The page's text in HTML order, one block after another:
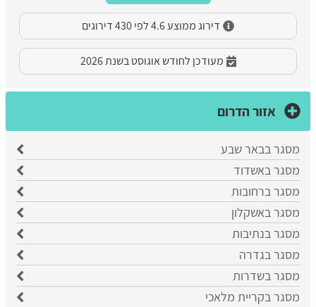
דירוג ממוצע 4.6 לפי 430 דירוגים
מעודכן לחודש אוגוסט בשנת 2026
אזור הדרום
מסגר בבאר שבע
​מסגר באשדוד
מסגר ברחובות
מסגר באשקלון
מסגר בנתיבות
מסגר בגדרה
מסגר בשדרות
מסגר בקריית מלאכי